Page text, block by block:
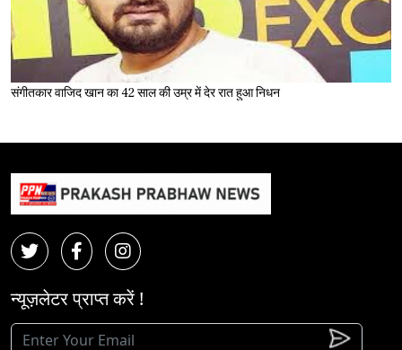
संगीतकार वाजिद खान का 42 साल की उम्र में देर रात हुआ निधन
न्यूज़लेटर प्राप्त करें !